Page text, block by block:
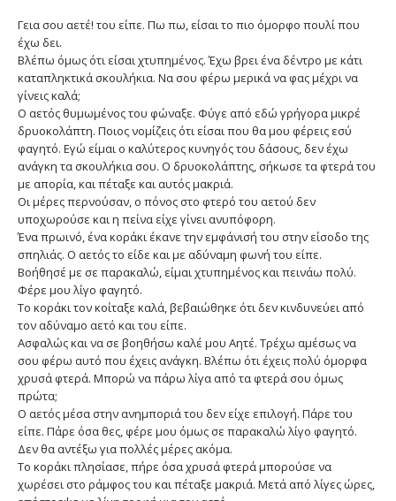
Γεια σου αετέ! του είπε. Πω πω, είσαι το πιο όμορφο πουλί που
έχω δει.
Βλέπω όμως ότι είσαι χτυπημένος. Έχω βρει ένα δέντρο με κάτι
καταπληκτικά σκουλήκια. Να σου φέρω μερικά να φας μέχρι να
γίνεις καλά;
Ο αετός θυμωμένος του φώναξε. Φύγε από εδώ γρήγορα μικρέ
δρυοκολάπτη. Ποιος νομίζεις ότι είσαι που θα μου φέρεις εσύ
φαγητό. Εγώ είμαι ο καλύτερος κυνηγός του δάσους, δεν έχω
ανάγκη τα σκουλήκια σου. Ο δρυοκολάπτης, σήκωσε τα φτερά του
με απορία, και πέταξε και αυτός μακριά.
Οι μέρες περνούσαν, ο πόνος στο φτερό του αετού δεν
υποχωρούσε και η πείνα είχε γίνει ανυπόφορη.
Ένα πρωινό, ένα κοράκι έκανε την εμφάνισή του στην είσοδο της
σπηλιάς. Ο αετός το είδε και με αδύναμη φωνή του είπε.
Βοήθησέ με σε παρακαλώ, είμαι χτυπημένος και πεινάω πολύ.
Φέρε μου λίγο φαγητό.
Το κοράκι τον κοίταξε καλά, βεβαιώθηκε ότι δεν κινδυνεύει από
τον αδύναμο αετό και του είπε.
Ασφαλώς και να σε βοηθήσω καλέ μου Αητέ. Τρέχω αμέσως να
σου φέρω αυτό που έχεις ανάγκη. Βλέπω ότι έχεις πολύ όμορφα
χρυσά φτερά. Μπορώ να πάρω λίγα από τα φτερά σου όμως
πρώτα;
Ο αετός μέσα στην ανημποριά του δεν είχε επιλογή. Πάρε του
είπε. Πάρε όσα θες, φέρε μου όμως σε παρακαλώ λίγο φαγητό.
Δεν θα αντέξω για πολλές μέρες ακόμα.
Το κοράκι πλησίασε, πήρε όσα χρυσά φτερά μπορούσε να
χωρέσει στο ράμφος του και πέταξε μακριά. Μετά από λίγες ώρες,